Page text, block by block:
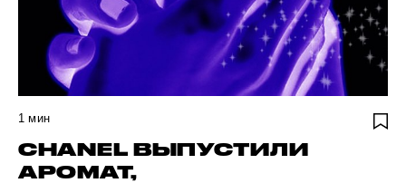
1 мин
CHANEL ВЫПУСТИЛИ
АРОМАТ,